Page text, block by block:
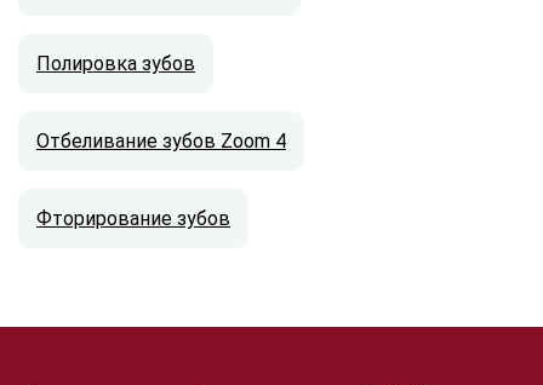
Полировка зубов
Отбеливание зубов Zoom 4
Фторирование зубов